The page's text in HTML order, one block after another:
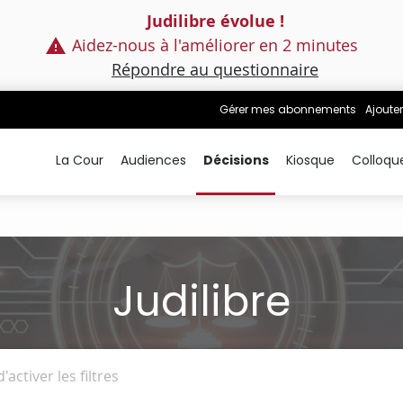
Judilibre évolue !
Aidez-nous à l'améliorer en 2 minutes
Répondre au questionnaire
Gérer mes abonnements
La Cour Audiences Décisions Kiosque
Judilibre